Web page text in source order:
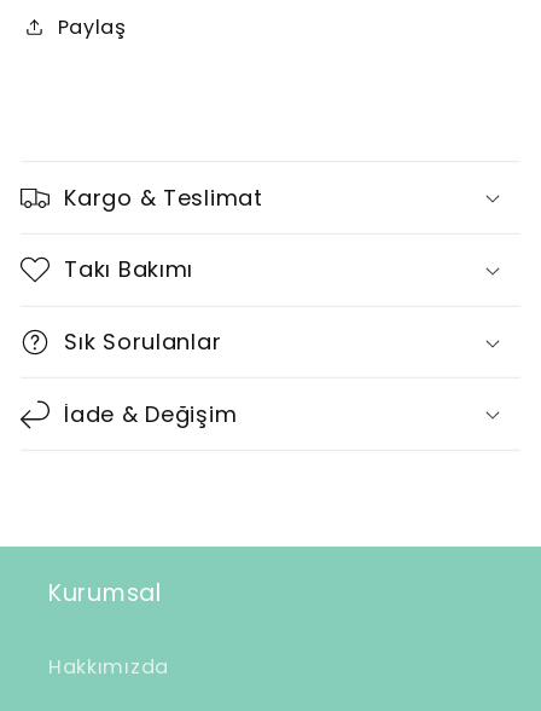
Paylaş
a
r
a
l
t
ı
a
l
Kargo & Teslimat
Takı Bakımı
Sık Sorulanlar
İade & Değişim
Kurumsal
Hakkımızda